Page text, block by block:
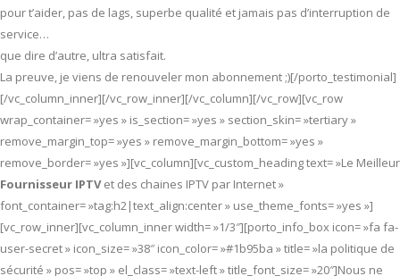
pour t’aider, pas de lags, superbe qualité et jamais pas d’interruption de
service…
que dire d’autre, ultra satisfait.
La preuve, je viens de renouveler mon abonnement ;)[/porto_testimonial]
[/vc_column_inner][/vc_row_inner][/vc_column][/vc_row][vc_row
wrap_container= »yes » is_section= »yes » section_skin= »tertiary »
remove_margin_top= »yes » remove_margin_bottom= »yes »
remove_border= »yes »][vc_column][vc_custom_heading text= »Le Meilleur
Fournisseur IPTVet des chaines IPTV par Internet »
font_container= »tag:h2|text_align:center » use_theme_fonts= »yes »]
[vc_row_inner][vc_column_inner width= »1/3″][porto_info_box icon= »fa fa-
user-secret » icon_size= »38″ icon_color= »#1b95ba » title= »la politique de
sécurité » pos= »top » el_class= »text-left » title_font_size= »20″]Nous ne